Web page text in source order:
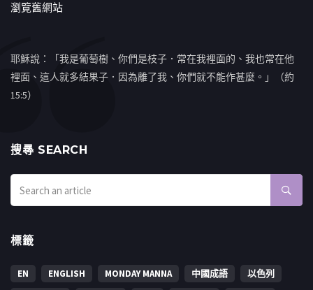
瀏覽舊網站
耶穌說：「我是葡萄樹、你們是枝子．常在我裡面的、我也常在他
裡面、這人就多結果子．因為離了我、你們就不能作甚麼。」（約
15:5）
搜㝷 SEARCH
標籤
EN ENGLISH MONDAY MANNA 中國成語
以色列